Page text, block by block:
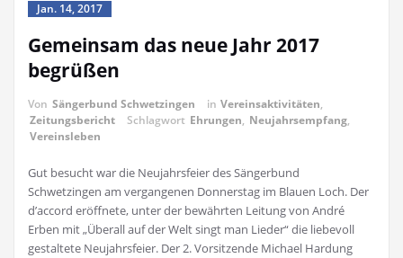
Jan. 14, 2017
Gemeinsam das neue Jahr 2017
begrüßen
Von Sängerbund Schwetzingen in Vereinsaktivitäten,
Zeitungsbericht
Schlagwort Ehrungen, Neujahrsempfang,
Vereinsleben
Gut besucht war die Neujahrsfeier des Sängerbund
Schwetzingen am vergangenen Donnerstag im Blauen Loch. Der
d’accord eröffnete, unter der bewährten Leitung von André
Erben mit „Überall auf der Welt singt man Lieder“ die liebevoll
gestaltete Neujahrsfeier. Der 2. Vorsitzende Michael Hardung